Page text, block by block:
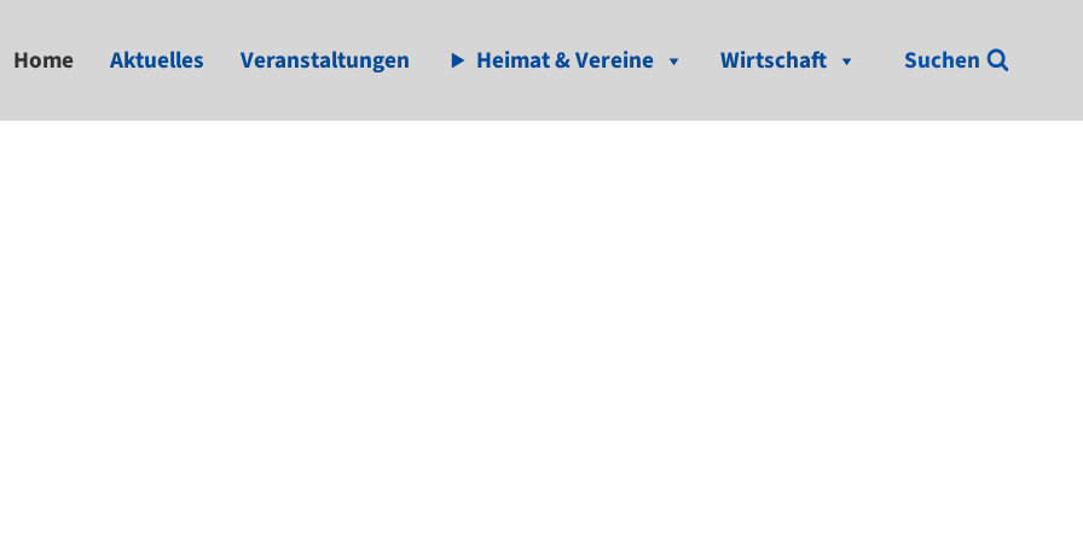
Home Aktuelles Veranstaltungen Heimat & Vereine Wirtschaft Suchen